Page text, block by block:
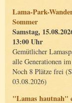
Lama-Park-
Sommer
Samstag,
13:00 Uhr
Gemütlicher
alle Generationen
Noch 8 Plätze frei
03.08.2026)
"Lamas hautnah"